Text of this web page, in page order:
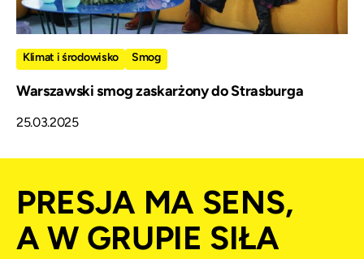
Klimat i środowisko Smog
Warszawski smog zaskarżony do Strasburga
25.03.2025
PRESJA MA SENS,
A W GRUPIE SIŁA